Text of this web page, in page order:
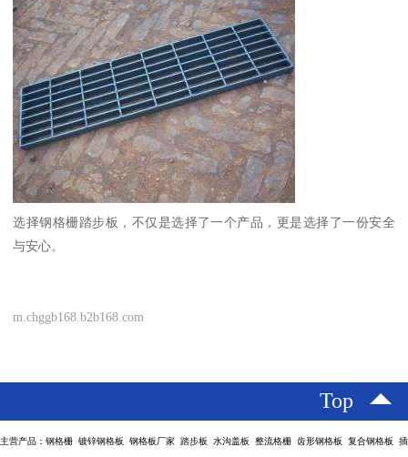
选择钢格栅踏步板，不仅是选择了一个产品，更是选择了一份安全
与安心。
m.chggb168.b2b168.com
Top
主营产品：钢格栅 镀锌钢格板 钢格板厂家 踏步板 水沟盖板 整流格栅 齿形钢格板 复合钢格板 插